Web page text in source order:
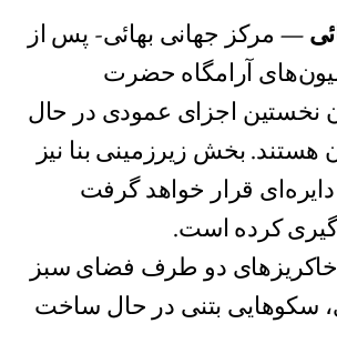
— مرکز جهانی بهائی- پس از
آرامگاه حضرت
نخستین اجزای عمودی در حال
هستند. بخش زیرزمینی بنا نیز
قرار خواهد گرفت
کرده است.
خاکریزهای دو طرف فضای سبز
بتنی در حال ساخت